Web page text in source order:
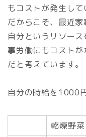
もコストが発生して
だからこそ、最近家
自分というリソー
事労働にもコスト
だと考えています。
自分の時給を1000
乾燥野菜